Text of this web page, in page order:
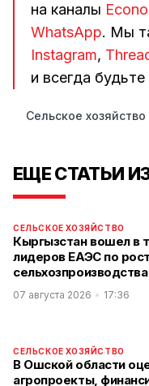
на каналы
WhatsApp. Мы
Instagram,
и всегда
Сельское хозяйство
ЕЩЕ СТАТЬИ
СЕЛЬСКОЕ ХОЗЯЙСТВО
Кыргызстан вошел в
лидеров ЕАЭС по
сельхозпроизводства
07 августа 2026 17:36
СЕЛЬСКОЕ ХОЗЯЙСТВО
В Ошской области
агропроекты,